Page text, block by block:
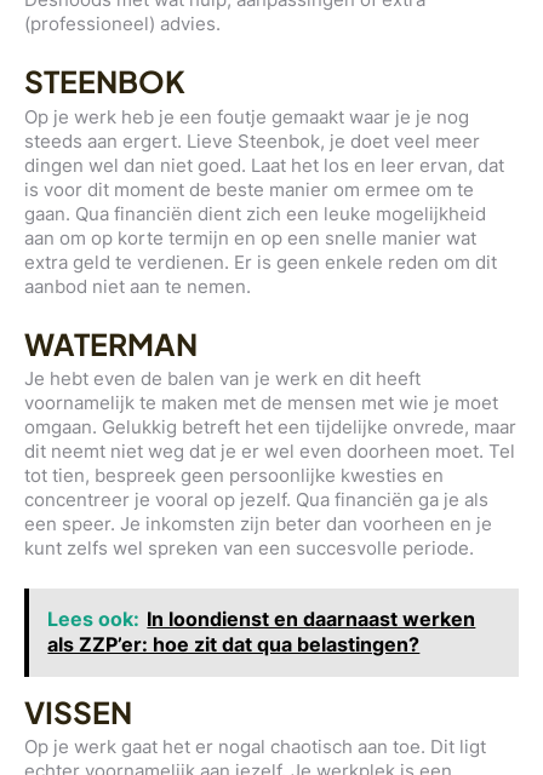
(professioneel) advies.
STEENBOK
Op je werk heb je een foutje gemaakt waar je je nog
steeds aan ergert. Lieve Steenbok, je doet veel meer
dingen wel dan niet goed. Laat het los en leer ervan, dat
is voor dit moment de beste manier om ermee om te
gaan. Qua financiën dient zich een leuke mogelijkheid
aan om op korte termijn en op een snelle manier wat
extra geld te verdienen. Er is geen enkele reden om dit
aanbod niet aan te nemen.
WATERMAN
Je hebt even de balen van je werk en dit heeft
voornamelijk te maken met de mensen met wie je moet
omgaan. Gelukkig betreft het een tijdelijke onvrede, maar
dit neemt niet weg dat je er wel even doorheen moet. Tel
tot tien, bespreek geen persoonlijke kwesties en
concentreer je vooral op jezelf. Qua financiën ga je als
een speer. Je inkomsten zijn beter dan voorheen en je
kunt zelfs wel spreken van een succesvolle periode.
Lees ook: In loondienst en daarnaast werken
als ZZP’er: hoe zit dat qua belastingen?
VISSEN
Op je werk gaat het er nogal chaotisch aan toe. Dit ligt